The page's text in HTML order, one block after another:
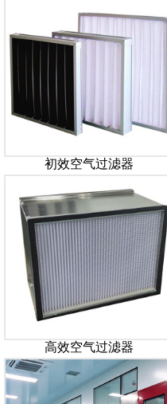
初效空气过滤器
高效空气过滤器